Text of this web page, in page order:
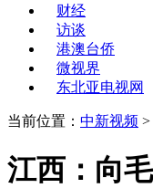
财经
访谈
港澳台侨
微视界
东北亚电视网
当前位置： 中新视频 >
江西：向